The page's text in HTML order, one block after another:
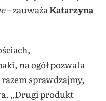
– zauważaKatarzyna
na ogół pozwala
sprawdzajmy,
„Drugi produkt